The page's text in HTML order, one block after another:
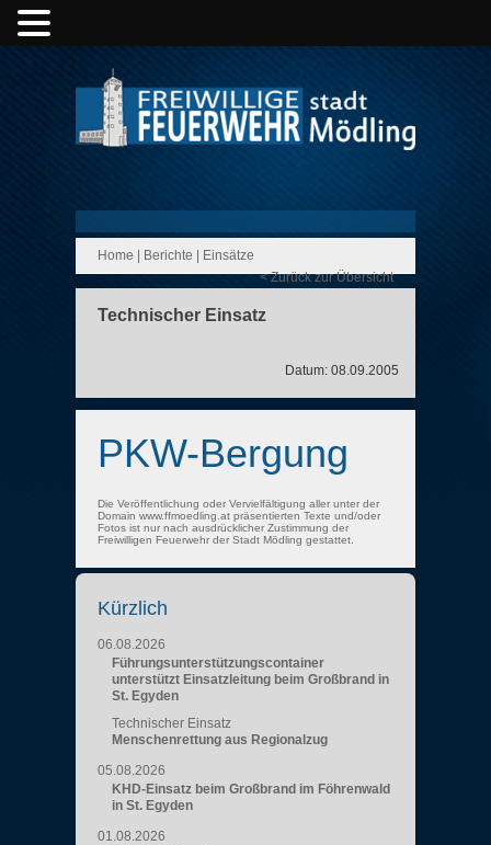
Home Berichte
Einsätze
< Zurück zur Übersicht
Technischer Einsatz
Datum: 08.09.2005
PKW-Bergung
Die Veröffentlichung oder Vervielfältigung aller unter der
Domain www.ffmoedling.at präsentierten Texte und/oder
Fotos ist nur nach ausdrücklicher Zustimmung der
Freiwilligen Feuerwehr der Stadt Mödling gestattet.
Kürzlich
06.08.2026
Führungsunterstützungscontainer
unterstützt Einsatzleitung beim Großbrand in
St. Egyden
Technischer Einsatz
Menschenrettung aus Regionalzug
05.08.2026
KHD-Einsatz beim Großbrand im Föhrenwald
in St. Egyden
01.08.2026